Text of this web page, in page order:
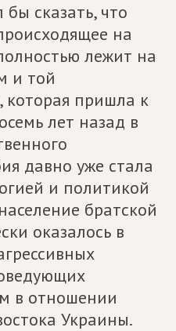
бы сказать, что
на
лежит на
и той
которая пришла к
лет назад в
давно уже стала
и политикой
братской
оказалось в
в отношении
Украины.